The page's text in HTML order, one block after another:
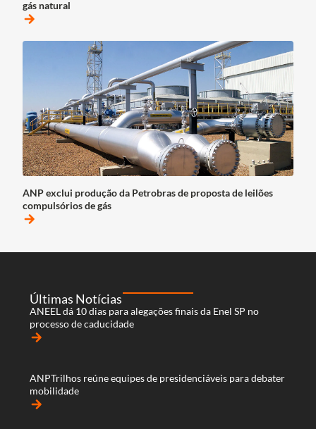
gás natural
arrow_forward
ANP exclui produção da Petrobras de proposta de leilões
compulsórios de gás
arrow_forward
Últimas Notícias
ANEEL dá 10 dias para alegações finais da Enel SP no
processo de caducidade
arrow_forward
ANPTrilhos reúne equipes de presidenciáveis para debater
mobilidade
arrow_forward